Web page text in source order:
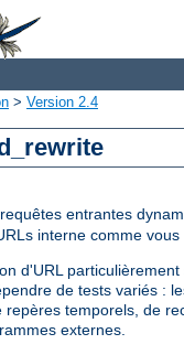
> Version 2.4
entrantes
interne comme vous
d'URL
de tests variés :
temporels, de
externes.